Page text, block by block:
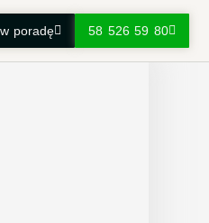
poradę 58 526 59 80